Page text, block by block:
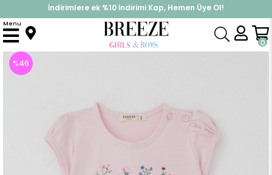
%30 Sepette Yaz İndirimi, Hemen Al!
İndirimlere ek %10 İndirimi Kap, Hemen Üye Ol!
0
Menu
Anasayfa Elbise Modelleri Yazlık Elbise Kız Bebek Elbise Çiçek Baskılı Tüllü Fiyonk Detaylı Pembe (1.5 Yaş)
%46